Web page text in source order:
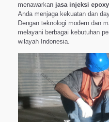
menawarkan jasa injeksi epoxy
Anda menjaga kekuatan dan
Dengan teknologi modern dan
melayani berbagai kebutuhan
wilayah Indonesia.